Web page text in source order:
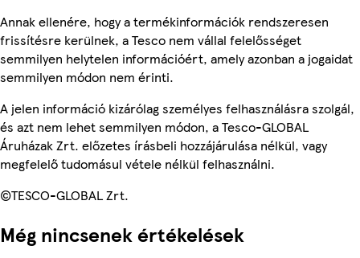
Annak ellenére, hogy a termékinformációk rendszeresen
frissítésre kerülnek, a Tesco nem vállal felelősséget
semmilyen helytelen információért, amely azonban a jogaidat
semmilyen módon nem érinti.
A jelen információ kizárólag személyes felhasználásra szolgál,
és azt nem lehet semmilyen módon, a Tesco-GLOBAL
Áruházak Zrt. előzetes írásbeli hozzájárulása nélkül, vagy
megfelelő tudomásul vétele nélkül felhasználni.
©TESCO-GLOBAL Zrt.
Még nincsenek értékelések